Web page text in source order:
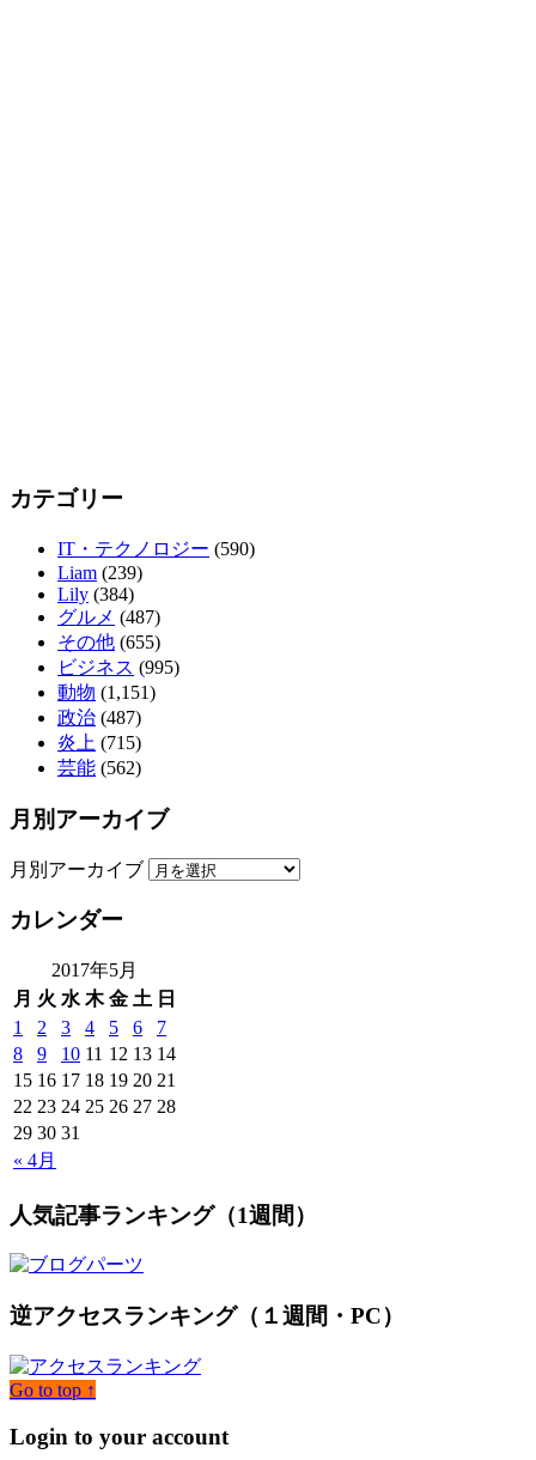
カテゴリー
IT・テクノロジー (590)
Liam (239)
Lily (384)
グルメ (487)
その他 (655)
ビジネス (995)
動物 (1,151)
政治 (487)
炎上 (715)
芸能 (562)
月別アーカイブ
月別アーカイブ
カレンダー
2017年5月
月 火 水 木 金 土 日
« 4月
1 2 3 4 5 6
7
8
9 10 11 12 13 14
15 16 17 18 19 20 21
22 23 24 25 26 27 28
29 30 31
人気記事ランキング（1週間）
逆アクセスランキング（１週間・PC）
Go to top ↑
Login to your account